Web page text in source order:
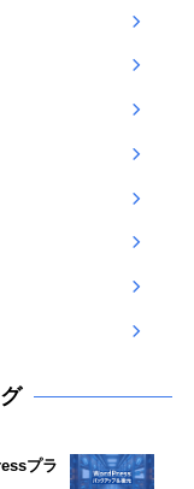
プラ